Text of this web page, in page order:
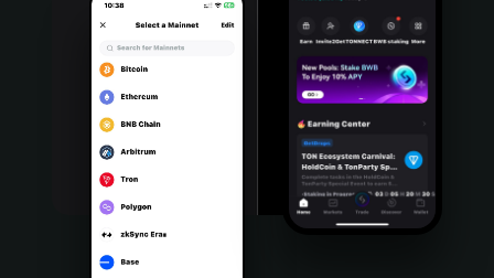
Português (Portugal)
Bahasa Indonesia